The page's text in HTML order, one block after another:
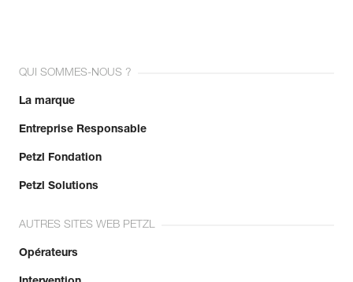
QUI SOMMES-NOUS ?
La marque
Entreprise Responsable
Petzl Fondation
Petzl Solutions
AUTRES SITES WEB PETZL
Opérateurs